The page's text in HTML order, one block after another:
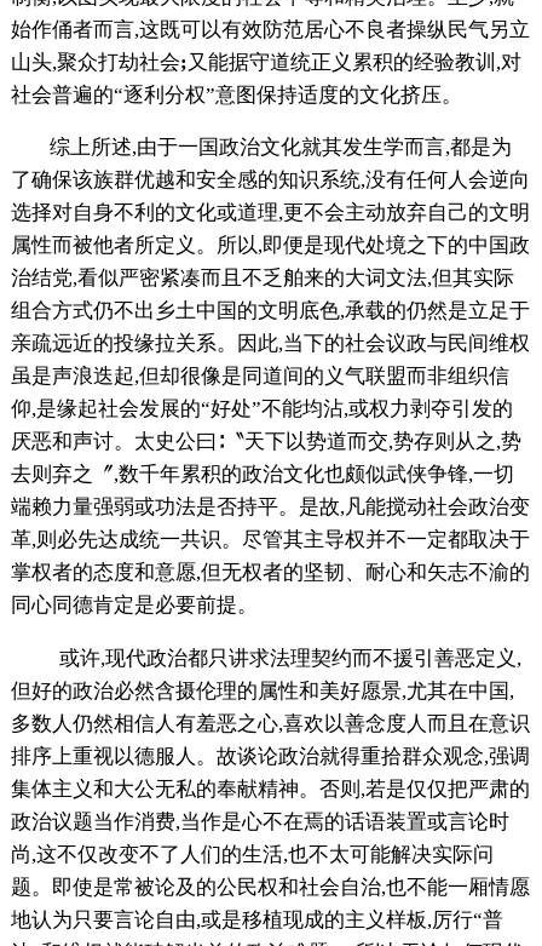
始作俑者而言,这既可以有效防范居心不良者操纵民气另立
山头,聚众打劫社会;又能据守道统正义累积的经验教训,对
社会普遍的“逐利分权”意图保持适度的文化挤压。
综上所述,由于一国政治文化就其发生学而言,都是为
了确保该族群优越和安全感的知识系统,没有任何人会逆向
选择对自身不利的文化或道理,更不会主动放弃自己的文明
属性而被他者所定义。所以,即便是现代处境之下的中国政
治结党,看似严密紧凑而且不乏舶来的大词文法,但其实际
组合方式仍不出乡土中国的文明底色,承载的仍然是立足于
亲疏远近的投缘拉关系。因此,当下的社会议政与民间维权
虽是声浪迭起,但却很像是同道间的义气联盟而非组织信
仰,是缘起社会发展的“好处”不能均沾,或权力剥夺引发的
厌恶和声讨。太史公曰∶〝天下以势道而交,势存则从之,势
去则弃之〞,数千年累积的政治文化也颇似武侠争锋,一切
端赖力量强弱或功法是否持平。是故,凡能搅动社会政治变
革,则必先达成统一共识。尽管其主导权并不一定都取决于
掌权者的态度和意愿,但无权者的坚韧、耐心和矢志不渝的
同心同德肯定是必要前提。
或许,现代政治都只讲求法理契约而不援引善恶定义,
但好的政治必然含摄伦理的属性和美好愿景,尤其在中国,
多数人仍然相信人有羞恶之心,喜欢以善念度人而且在意识
排序上重视以德服人。故谈论政治就得重拾群众观念,强调
集体主义和大公无私的奉献精神。否则,若是仅仅把严肃的
政治议题当作消费,当作是心不在焉的话语装置或言论时
尚,这不仅改变不了人们的生活,也不太可能解决实际问
题。即使是常被论及的公民权和社会自治,也不能一厢情愿
地认为只要言论自由,或是移植现成的主义样板,厉行“普